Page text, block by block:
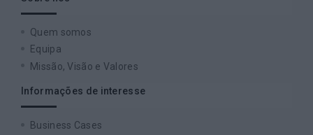
Quem somos
Equipa
Missão, Visão e Valores
Informações de interesse
Business Cases